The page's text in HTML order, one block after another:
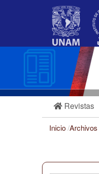
Barra
Revistas
Inicio/Archivos